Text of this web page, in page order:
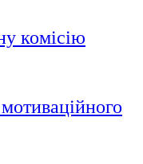
комісію